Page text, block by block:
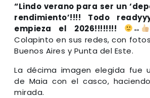
“Lindo verano para ser un
rendimiento’!!!! Todo
empieza el 2026!!!!!!!!
‍↔️
Colapinto en sus redes, con
Buenos Aires y Punta del Este.
La décima imagen elegida fue
de Maia con el casco,
mirada.